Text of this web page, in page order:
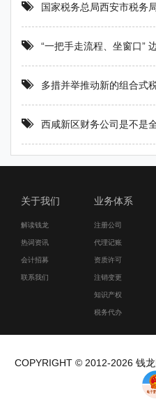
国家税务总局西安市税务局
“一把手走流程、坐窗口”
多措并举推动新的组合式
西咸新区财务公司是不是
关于我们
解读钱龙
热词资讯
会计招募
联系我们
业务体系
注册公司
代理记账
资质许可
注销变更
知识产权
税务代办
COPYRIGHT © 2012-2026 钱